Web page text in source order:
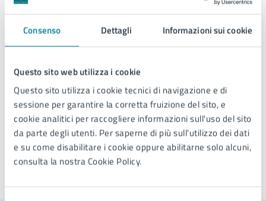
Consenso Dettagli Informazioni sui cookie
Questo sito web utilizza i cookie
Questo sito utilizza i cookie tecnici di navigazione e di
sessione per garantire la corretta fruizione del sito, e
cookie analitici per raccogliere informazioni sull'uso del sito
da parte degli utenti. Per saperne di più sull'utilizzo dei dati
e su come disabilitare i cookie oppure abilitarne solo alcuni,
consulta la nostra Cookie Policy.
Fonte:Ufficio Comunicazione del Comune di Jesolo